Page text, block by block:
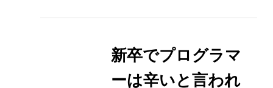
新卒でプログラマ
ーは辛いと言われ